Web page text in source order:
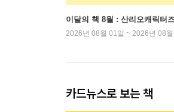
이달의 책 8월 : 산리오캐릭터
2026년 08월 01일 ~ 2026년 08월
카드뉴스로 보는 책